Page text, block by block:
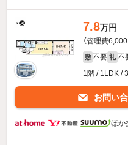
7.8万円
（管理費6,000
敷 不要 礼 不
1階 / 1LDK /
お問い
ほか